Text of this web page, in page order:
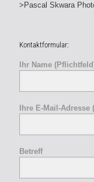
>Pascal Skwara
Kontaktformular:
Ihr Name
Ihre E-Mail-
Betreff